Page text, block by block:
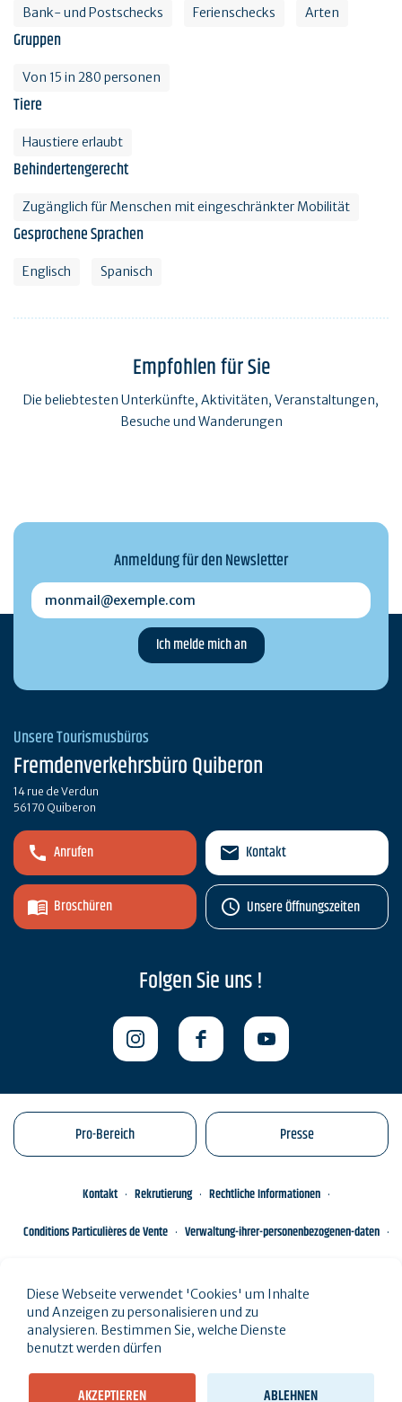
Bank- und Postschecks Ferienschecks Arten
Gruppen
Von 15 in 280 personen
Tiere
Haustiere erlaubt
Behindertengerecht
Zugänglich für Menschen mit eingeschränkter Mobilität
Gesprochene Sprachen
Englisch Spanisch
Empfohlen für Sie
Die beliebtesten Unterkünfte, Aktivitäten, Veranstaltungen,
Besuche und Wanderungen
Anmeldung für den Newsletter
monmail@exemple.com
Unsere Tourismusbüros
Fremdenverkehrsbüro Quiberon
14 rue de Verdun
56170 Quiberon
Anrufen
Broschüren
Kontakt
Unsere Öffnungszeiten
Folgen Sie uns !
Pro-Bereich Presse
Kontakt Rekrutierung
Rechtliche Informationen
Conditions Particulières de Vente
Verwaltung-ihrer-personenbezogenen-daten
Diese Webseite verwendet 'Cookies' um Inhalte
und Anzeigen zu personalisieren und zu
analysieren. Bestimmen Sie, welche Dienste
benutzt werden dürfen
AKZEPTIEREN ABLEHNEN